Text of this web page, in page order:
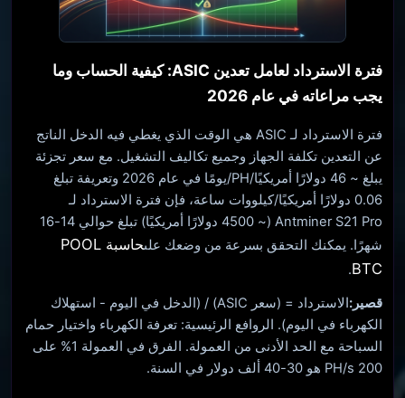
فترة الاسترداد لعامل تعدين ASIC: كيفية الحساب وما
يجب مراعاته في عام 2026
فترة الاسترداد لـ ASIC هي الوقت الذي يغطي فيه الدخل الناتج
عن التعدين تكلفة الجهاز وجميع تكاليف التشغيل. مع سعر تجزئة
يبلغ ~ 46 دولارًا أمريكيًا/PH/يومًا في عام 2026 وتعريفة تبلغ
0.06 دولارًا أمريكيًا/كيلووات ساعة، فإن فترة الاسترداد لـ
Antminer S21 Pro (~ 4500 دولارًا أمريكيًا) تبلغ حوالي 14-16
شهرًا. يمكنك التحقق بسرعة من وضعك على
حاسبة POOL
BTC
.
قصير:
الاسترداد = (سعر ASIC) / (الدخل في اليوم - استهلاك
الكهرباء في اليوم). الروافع الرئيسية: تعرفة الكهرباء واختيار حمام
السباحة مع الحد الأدنى من العمولة. الفرق في العمولة 1% على
200 PH/s هو 30-40 ألف دولار في السنة.